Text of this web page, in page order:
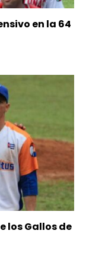
en la 64
los Gallos de